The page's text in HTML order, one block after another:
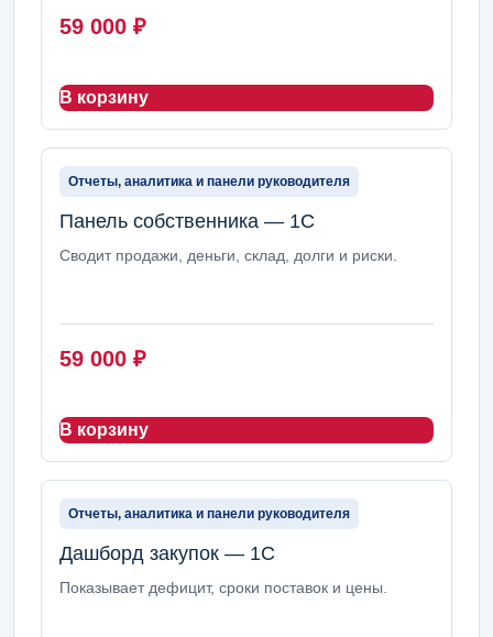
59 000 ₽
В корзину
Отчеты, аналитика и панели руководителя
Панель собственника — 1С
Сводит продажи, деньги, склад, долги и риски.
59 000 ₽
В корзину
Отчеты, аналитика и панели руководителя
Дашборд закупок — 1С
Показывает дефицит, сроки поставок и цены.